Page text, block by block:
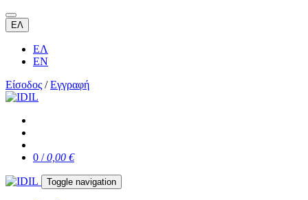
ΕΛ
ΕΛ
EN
Είσοδος /Εγγραφή
0 /0,00 €
Toggle navigation